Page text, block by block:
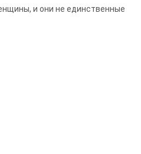
и они не единственные